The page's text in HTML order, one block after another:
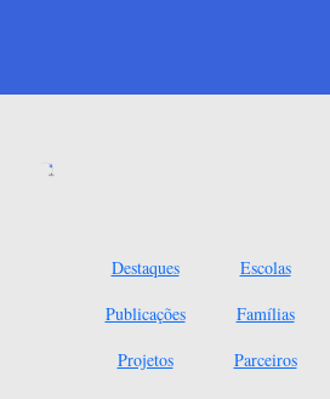
Destaques
Publicações
Projetos
Escolas
Famílias
Parceiros